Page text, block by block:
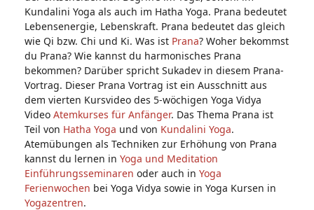
Kundalini Yoga als auch im Hatha Yoga. Prana bedeutet
Lebensenergie, Lebenskraft. Prana bedeutet das gleich
wie Qi bzw. Chi und Ki. Was ist Prana? Woher bekommst
du Prana? Wie kannst du harmonisches Prana
bekommen? Darüber spricht Sukadev in diesem Prana-
Vortrag. Dieser Prana Vortrag ist ein Ausschnitt aus
dem vierten Kursvideo des 5-wöchigen Yoga Vidya
Video Atemkurses für Anfänger. Das Thema Prana ist
Teil von Hatha Yoga und von Kundalini Yoga.
Atemübungen als Techniken zur Erhöhung von Prana
kannst du lernen in Yoga und Meditation
Einführungsseminaren oder auch in Yoga
Ferienwochen bei Yoga Vidya sowie in Yoga Kursen in
Yogazentren.